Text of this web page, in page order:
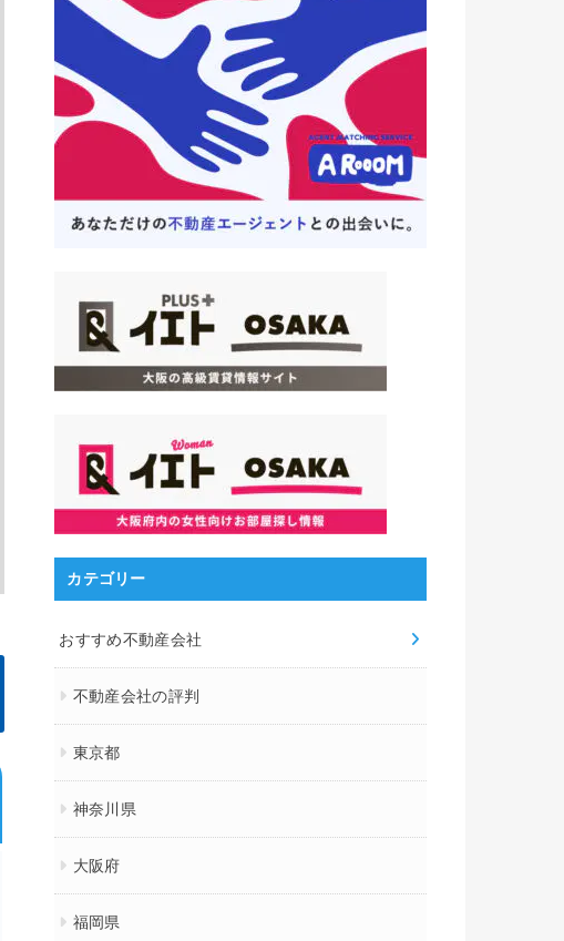
店
経験豊富なスタッフ多数在
受賞
心
カテゴリー
おすすめ不動産会社
不動産会社の評判
東京都
神奈川県
大阪府
福岡県